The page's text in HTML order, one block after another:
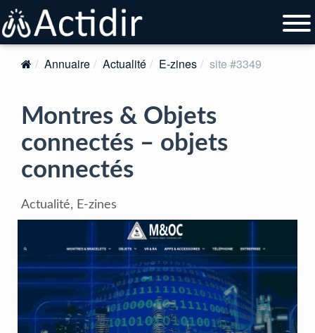
Annuaire Actualité E-zines site #3349
Montres & Objets
connectés – objets
connectés
Actualité, E-zines